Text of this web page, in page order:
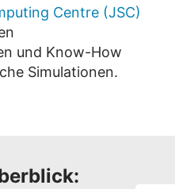
Centre (JSC)
und Know-How
Simulationen.